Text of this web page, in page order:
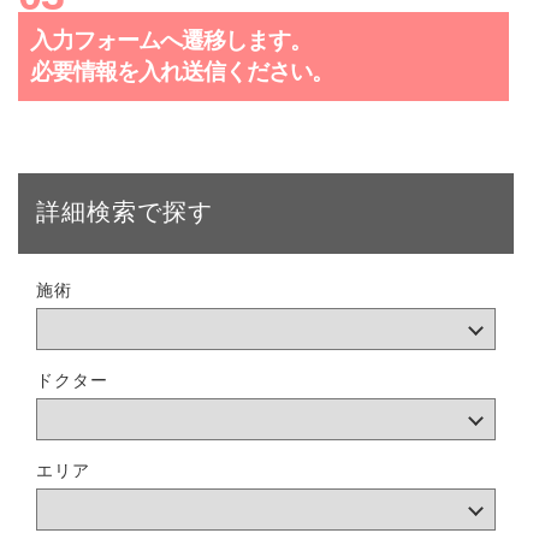
入力フォームへ遷移します。
必要情報を入れ送信ください。
詳細検索で探す
施術
ドクター
エリア